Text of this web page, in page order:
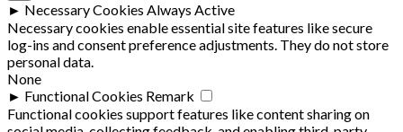
► Necessary Cookies Always Active
Necessary cookies enable essential site features like secure
log-ins and consent preference adjustments. They do not store
personal data.
None
► Functional Cookies Remark
Functional cookies support features like content sharing on